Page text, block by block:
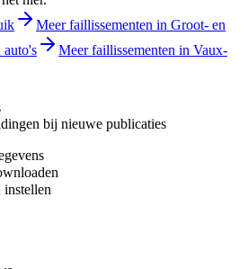
Meer faillissementen in Groot- en
auto's
Meer faillissementen in Vaux-
bij nieuwe publicaties